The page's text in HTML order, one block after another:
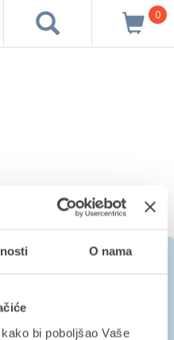
O nama
bi poboljšao Vaše
0
se na besplatni